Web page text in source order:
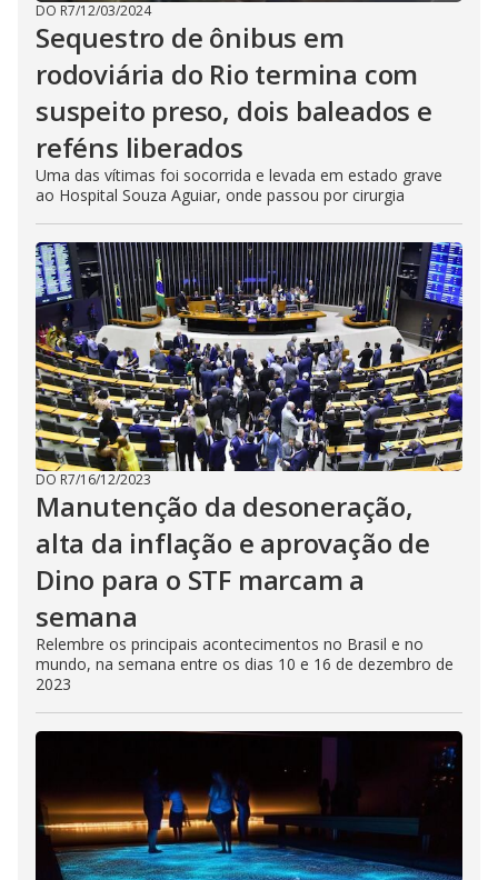
DO R7/12/03/2024
Sequestro de ônibus em
rodoviária do Rio termina com
suspeito preso, dois baleados e
reféns liberados
Uma das vítimas foi socorrida e levada em estado grave
ao Hospital Souza Aguiar, onde passou por cirurgia
DO R7/16/12/2023
Manutenção da desoneração,
alta da inflação e aprovação de
Dino para o STF marcam a
semana
Relembre os principais acontecimentos no Brasil e no
mundo, na semana entre os dias 10 e 16 de dezembro de
2023